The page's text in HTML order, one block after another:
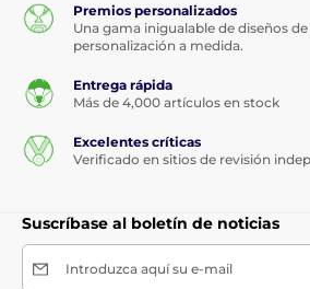
Premios personalizados
Una gama inigualable de diseños
personalización a medida.
Entrega rápida
Más de 4,000 artículos en stock
Excelentes críticas
Verificado en sitios de revisión
Suscríbase al boletín de noticias
Introduzca aquí su e-mail